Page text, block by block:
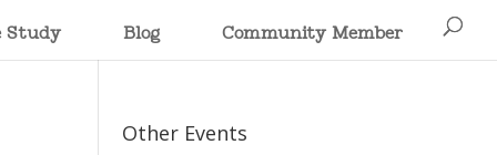
Study Blog Community Member
Other Events